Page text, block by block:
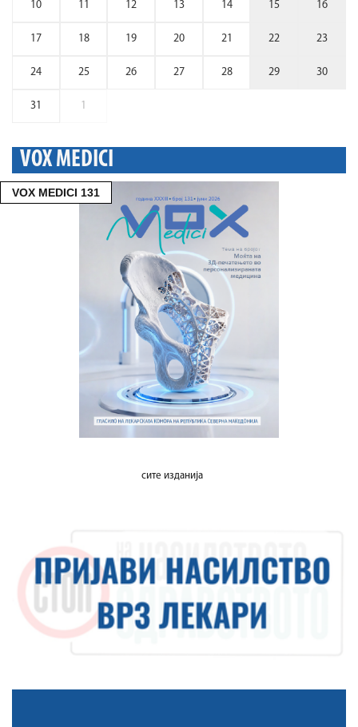
10 11 12 13 14 15 16
17 18 19 20 21 22 23
24 25 26 27 28 29 30
31 1
VOX MEDICI
VOX MEDICI 131
сите изданија